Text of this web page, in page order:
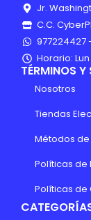
Jr.
C.C.
977224427
Horario:
TÉRMINOS Y
Nosotros
Tiendas
Métodos
Políticas de
Políticas de